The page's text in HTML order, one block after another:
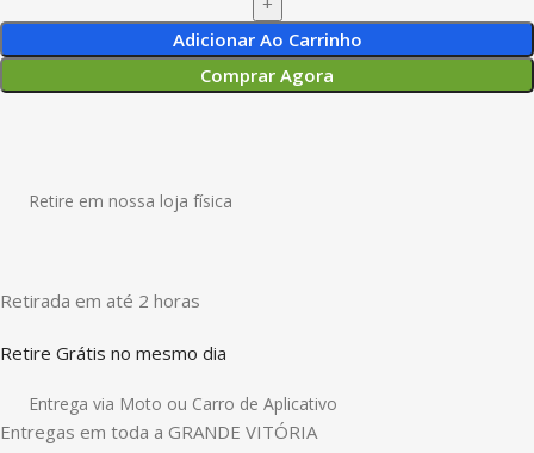
Adicionar Ao Carrinho
Comprar Agora
Retire em nossa loja física
Retirada em até 2 horas
Retire Grátis no mesmo dia
Entrega via Moto ou Carro de Aplicativo
Entregas em toda a GRANDE VITÓRIA